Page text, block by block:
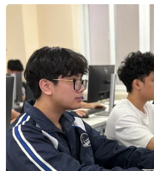
thường niên ở Sintra (Bồ
Trong khi đó, các nhà phân
hoạch của Anh, Mỹ, Nhật
cấm nhập khẩu vàng của
các lệnh trừng phạt đối với
động cơ bản hạn chế.
Stephen Innes, đối tác quản
Management, cho biết:
nhiều vàng sang các quốc